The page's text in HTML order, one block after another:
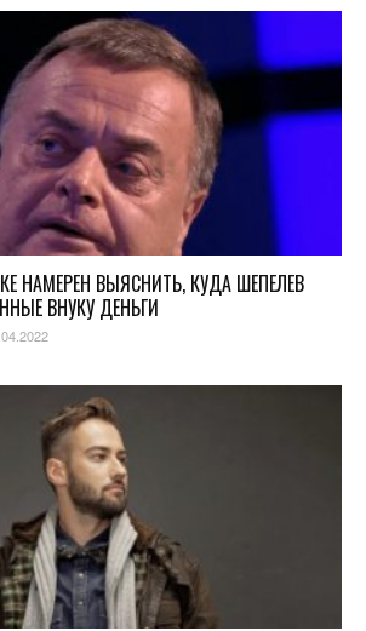
НАМЕРЕН ВЫЯСНИТЬ, КУДА ШЕПЕЛЕВ
ВНУКУ ДЕНЬГИ